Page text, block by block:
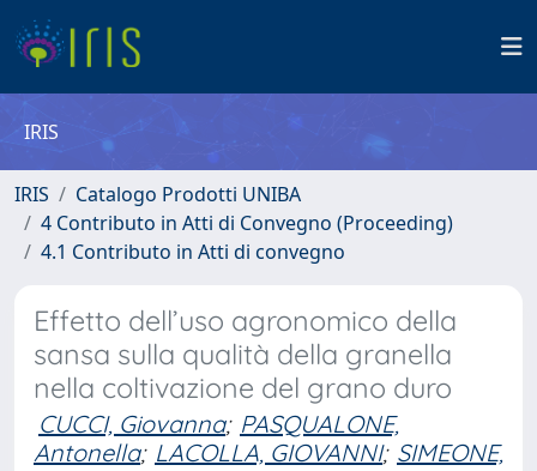
IRIS
IRIS
Catalogo Prodotti UNIBA
4 Contributo in Atti di Convegno (Proceeding)
4.1 Contributo in Atti di convegno
Effetto dell’uso agronomico della
sansa sulla qualità della granella
nella coltivazione del grano duro
CUCCI, Giovanna; PASQUALONE,
Antonella; LACOLLA, GIOVANNI; SIMEONE,